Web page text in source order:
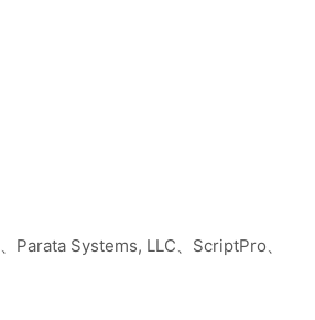
Systems, LLC、ScriptPro、